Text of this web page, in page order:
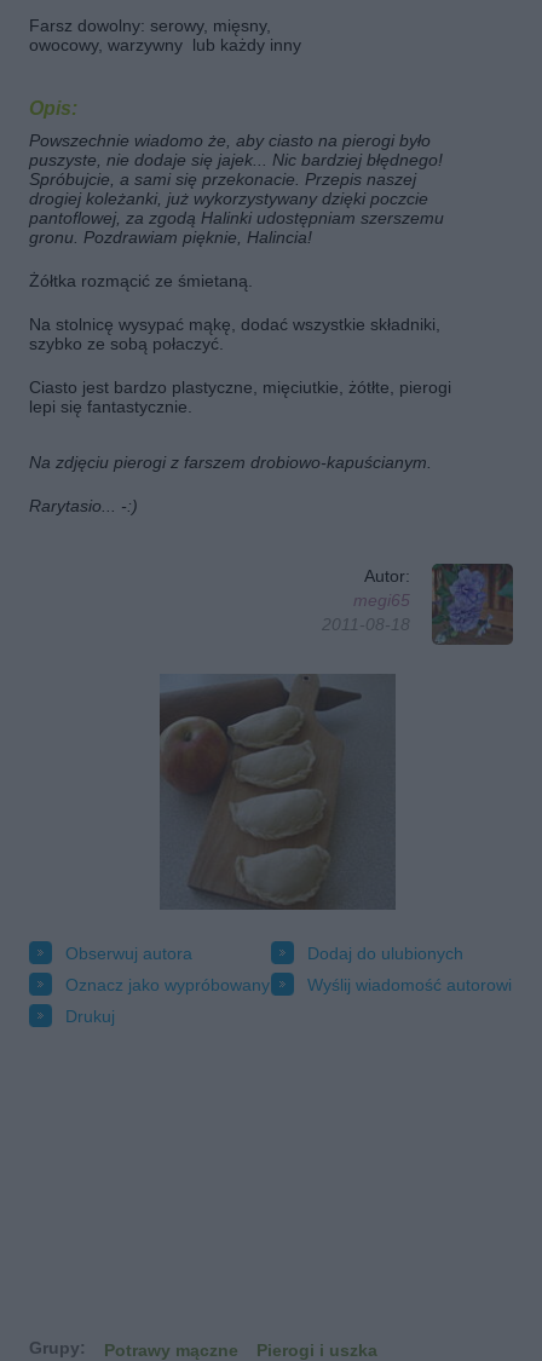
Farsz dowolny: serowy, mięsny,
owocowy, warzywny lub każdy inny
Opis:
Powszechnie wiadomo że, aby ciasto na pierogi było
puszyste, nie dodaje się jajek... Nic bardziej błędnego!
Spróbujcie, a sami się przekonacie. Przepis naszej
drogiej koleżanki, już wykorzystywany dzięki poczcie
pantoflowej, za zgodą Halinki udostępniam szerszemu
gronu. Pozdrawiam pięknie, Halincia!
Żółtka rozmącić ze śmietaną.
Na stolnicę wysypać mąkę, dodać wszystkie składniki,
szybko ze sobą połaczyć.
Ciasto jest bardzo plastyczne, mięciutkie, żótłte, pierogi
lepi się fantastycznie.
Na zdjęciu pierogi z farszem drobiowo-kapuścianym.
Rarytasio... -:)
Autor:
megi65
2011-08-18
Obserwuj autora
Dodaj do ulubionych
Oznacz jako wypróbowany
Wyślij wiadomość autorowi
Drukuj
Grupy: Potrawy mączne
Pierogi i uszka